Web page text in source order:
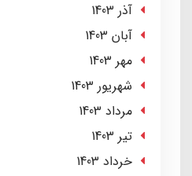
آذر 1403
آبان 1403
مهر 1403
شهریور 1403
مرداد 1403
تير 1403
خرداد 1403